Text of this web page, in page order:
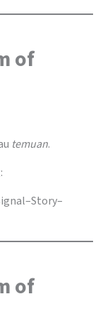
of
temuan.
of